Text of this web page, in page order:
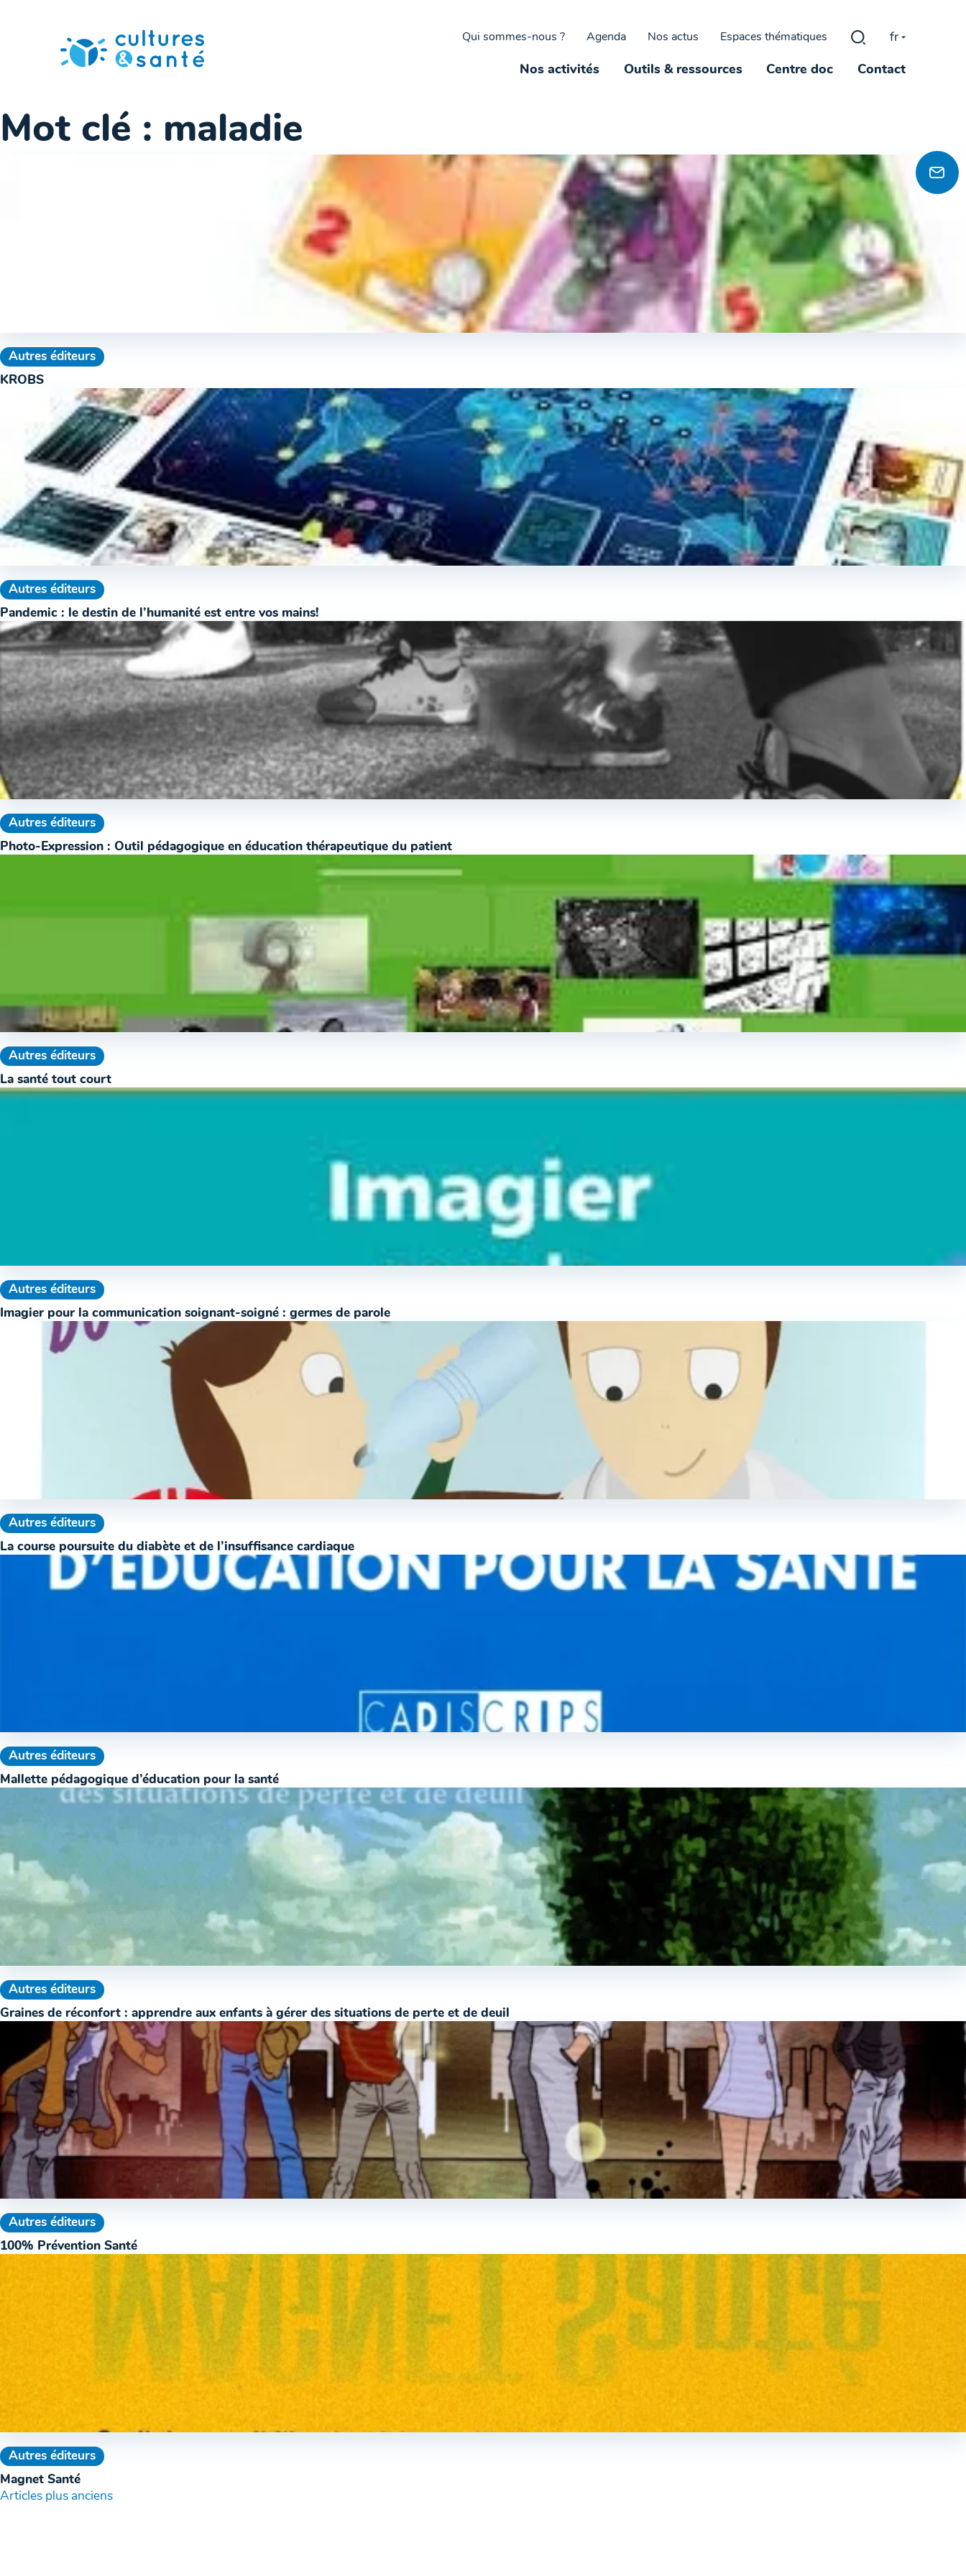
Qui sommes-nous ? Agenda Nos actus Espaces thématiques Rechercher :
fr
Nos activités Outils & ressources Centre doc Contact
Mot clé : maladie
Autres éditeurs
KROBS
Autres éditeurs
Pandemic : le destin de l’humanité est entre vos mains!
Autres éditeurs
Photo-Expression : Outil pédagogique en éducation thérapeutique du patient
Autres éditeurs
La santé tout court
Autres éditeurs
Imagier pour la communication soignant-soigné : germes de parole
Autres éditeurs
La course poursuite du diabète et de l’insuffisance cardiaque
Autres éditeurs
Mallette pédagogique d’éducation pour la santé
Autres éditeurs
Graines de réconfort : apprendre aux enfants à gérer des situations de perte et de deuil
Autres éditeurs
100% Prévention Santé
Autres éditeurs
Magnet Santé
Navigation
Articles plus anciens